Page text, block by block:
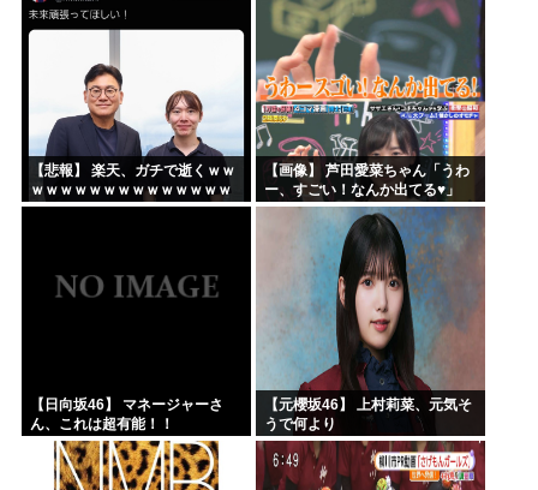
【悲報】 楽天、ガチで逝くｗｗ
ｗｗｗｗｗｗｗｗｗｗｗｗｗｗ
ｗｗｗｗ
【画像】 芦田愛菜ちゃん「うわ
ー、すごい！なんか出てる♥」
【日向坂46】 マネージャーさ
ん、これは超有能！！
【元櫻坂46】 上村莉菜、元気そ
うで何より